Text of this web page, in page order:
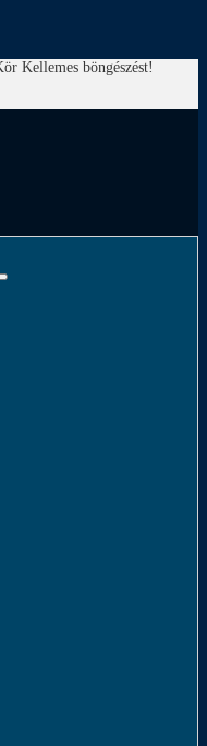
Kellemes böngészést!